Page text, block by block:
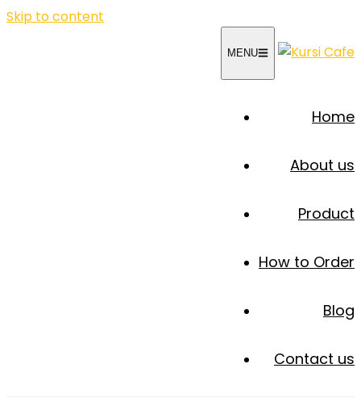
Skip to content
MENU
Home
About us
Product
How to Order
Blog
Contact us